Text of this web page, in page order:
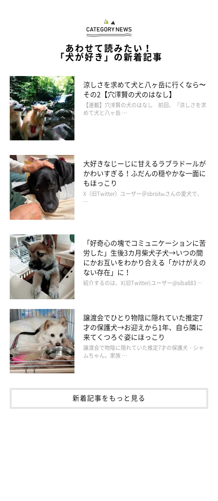
今では自分からニコニコしながらオスワリをして、ハーネスをつ
けてもらうまでおとなしく待っていてくれる日もあります」
以前なら、ゴハンのお皿を置いた瞬間に飛びついて食べ始めていた桃亮く
ん。今は目の前にお皿を置いてもじっとオスワリし、飼い主さんの「ヨシ」
を待てるようになったそう。
@damondemomopee
また、飼い主さんが帰宅すると、桃亮くんはお昼寝中でも“ガバ
あわせて読みたい！
「犬が好き」の新着記事
涼しさを求めて犬と八ヶ岳に行くなら〜
その2【穴澤賢の犬のはなし】
【連載】穴澤賢の犬のはなし 前回、『涼しさを求
めて犬と八ヶ岳 …
大好きなじーじに甘えるラブラドールが
かわいすぎる！ふだんの穏やかな一面に
もほっこり
X（旧Twitter）ユーザー＠sbrsitmさんの愛犬で、
…
「好奇心の塊でコミュニケーションに苦
労した」生後3カ月柴犬子犬→いつの間
にかお互いをわかり合える「かけがえの
ない存在」に！
紹介するのは、X(旧Twitter)ユーザー@siba883 …
譲渡会でひとり物陰に隠れていた推定7
才の保護犬→お迎えから1年、自ら隣に
来てくつろぐ姿にほっこり
譲渡会で物陰に隠れていた推定7才の保護犬・シャ
ムちゃん。家族 …
新着記事をもっと見る